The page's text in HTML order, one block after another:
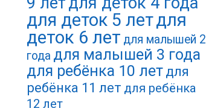
для деток 5 летдля
деток 6 лет для малышей 2
года для малышей 3 года
для ребёнка 10 летдля
ребёнка 11 лет для ребёнка
12 лет